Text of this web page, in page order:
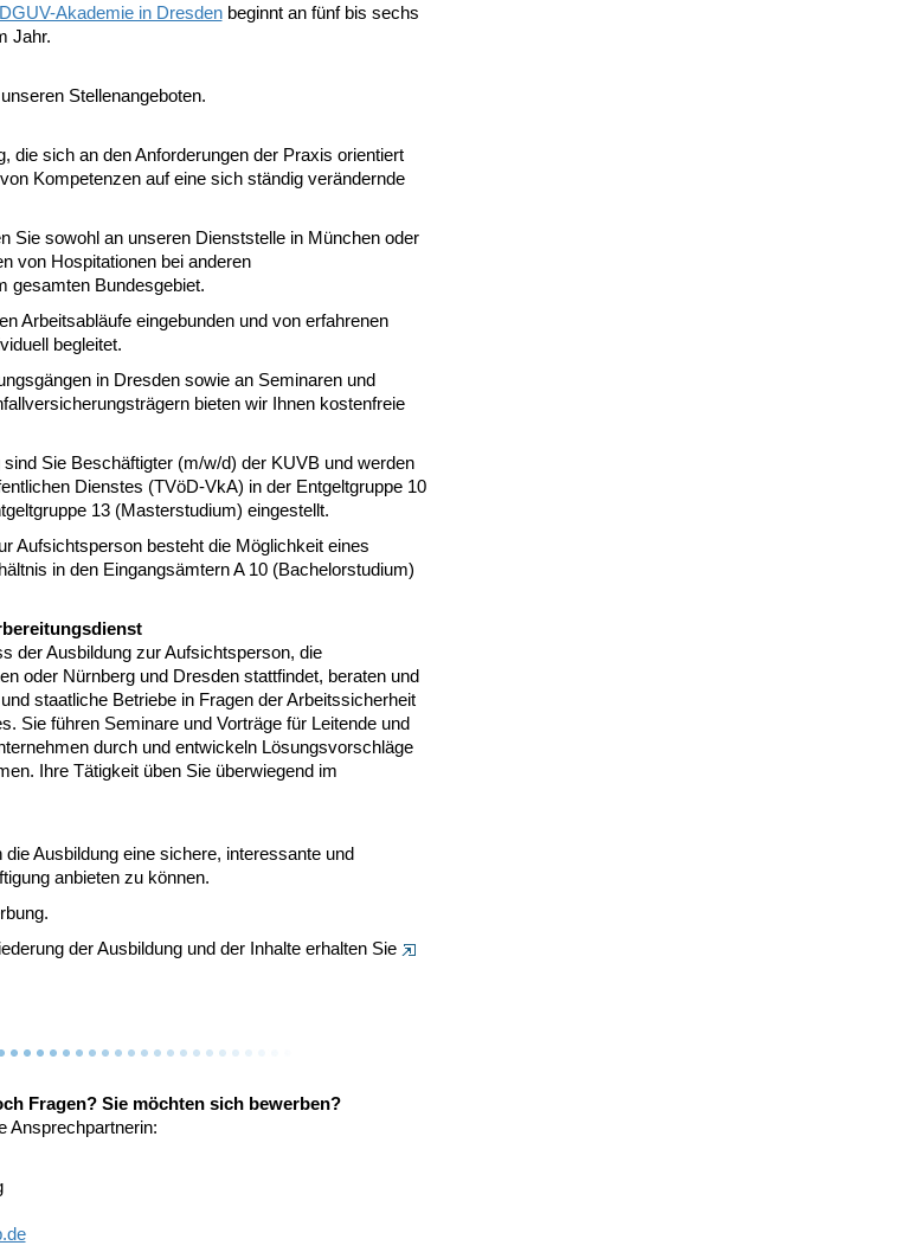
DGUV-Akademie in Dresdenbeginnt an fünf bis sechs
Jahr.
Stellenangeboten.
die sich an den Anforderungen der Praxis orientiert
Kompetenzen auf eine sich ständig verändernde
Sie sowohl an unseren Dienststelle in München oder
von Hospitationen bei anderen
gesamten Bundesgebiet.
Arbeitsabläufe eingebunden und von erfahrenen
begleitet.
in Dresden sowie an Seminaren und
bieten wir Ihnen kostenfreie
Sie Beschäftigter (m/w/d) der KUVB und werden
Dienstes (TVöD-VkA) in der Entgeltgruppe 10
13 (Masterstudium) eingestellt.
Aufsichtsperson besteht die Möglichkeit eines
in den Eingangsämtern A 10 (Bachelorstudium)
der Ausbildung zur Aufsichtsperson, die
oder Nürnberg und Dresden stattfindet, beraten und
staatliche Betriebe in Fragen der Arbeitssicherheit
Sie führen Seminare und Vorträge für Leitende und
durch und entwickeln Lösungsvorschläge
Ihre Tätigkeit üben Sie überwiegend im
Ausbildung eine sichere, interessante und
anbieten zu können.
der Ausbildung und der Inhalte erhalten Sie
Fragen? Sie möchten sich bewerben?
Ansprechpartnerin: